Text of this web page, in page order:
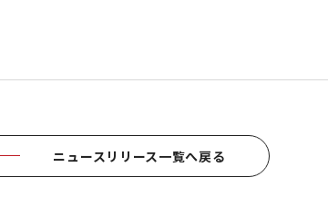
ニュースリリース一覧へ戻る